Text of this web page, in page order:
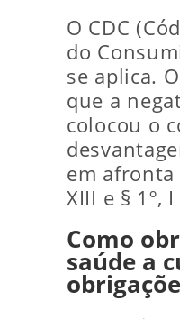
O CDC
do
se aplica.
que a
colocou o
em afronta
XIII e § 1º,
Como
saúde a